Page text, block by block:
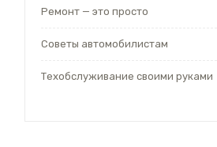
Ремонт — это просто
Советы автомобилистам
Техобслуживание своими руками